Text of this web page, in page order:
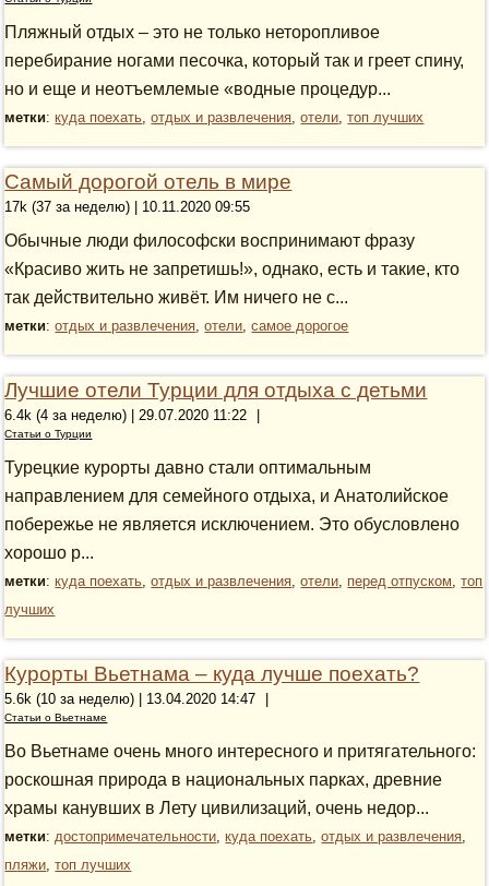
Пляжный отдых – это не только неторопливое
перебирание ногами песочка, который так и греет спину,
но и еще и неотъемлемые «водные процедур...
метки:куда поехать,отдых и развлечения,отели,топ лучших
Самый дорогой отель в мире
17k (37 за неделю) | 10.11.2020 09:55
Обычные люди философски воспринимают фразу
«Красиво жить не запретишь!», однако, есть и такие, кто
так действительно живёт. Им ничего не с...
метки:отдых и развлечения,отели,самое дорогое
Лучшие отели Турции для отдыха с детьми
6.4k (4 за неделю) | 29.07.2020 11:22
Статьи о Турции
Турецкие курорты давно стали оптимальным
направлением для семейного отдыха, и Анатолийское
побережье не является исключением. Это обусловлено
хорошо р...
метки:куда поехать,отдых и развлечения,отели, перед отпуском,топ
лучших
Курорты Вьетнама – куда лучше поехать?
5.6k (10 за неделю) | 13.04.2020 14:47
Статьи о Вьетнаме
Во Вьетнаме очень много интересного и притягательного:
роскошная природа в национальных парках, древние
храмы канувших в Лету цивилизаций, очень недор...
метки:достопримечательности,куда поехать,отдых и развлечения,
пляжи,топ лучших